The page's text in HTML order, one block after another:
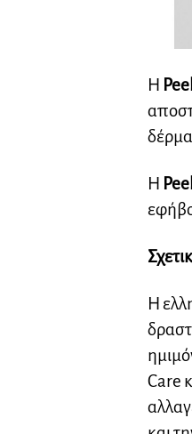
Η
Η
Η
Care